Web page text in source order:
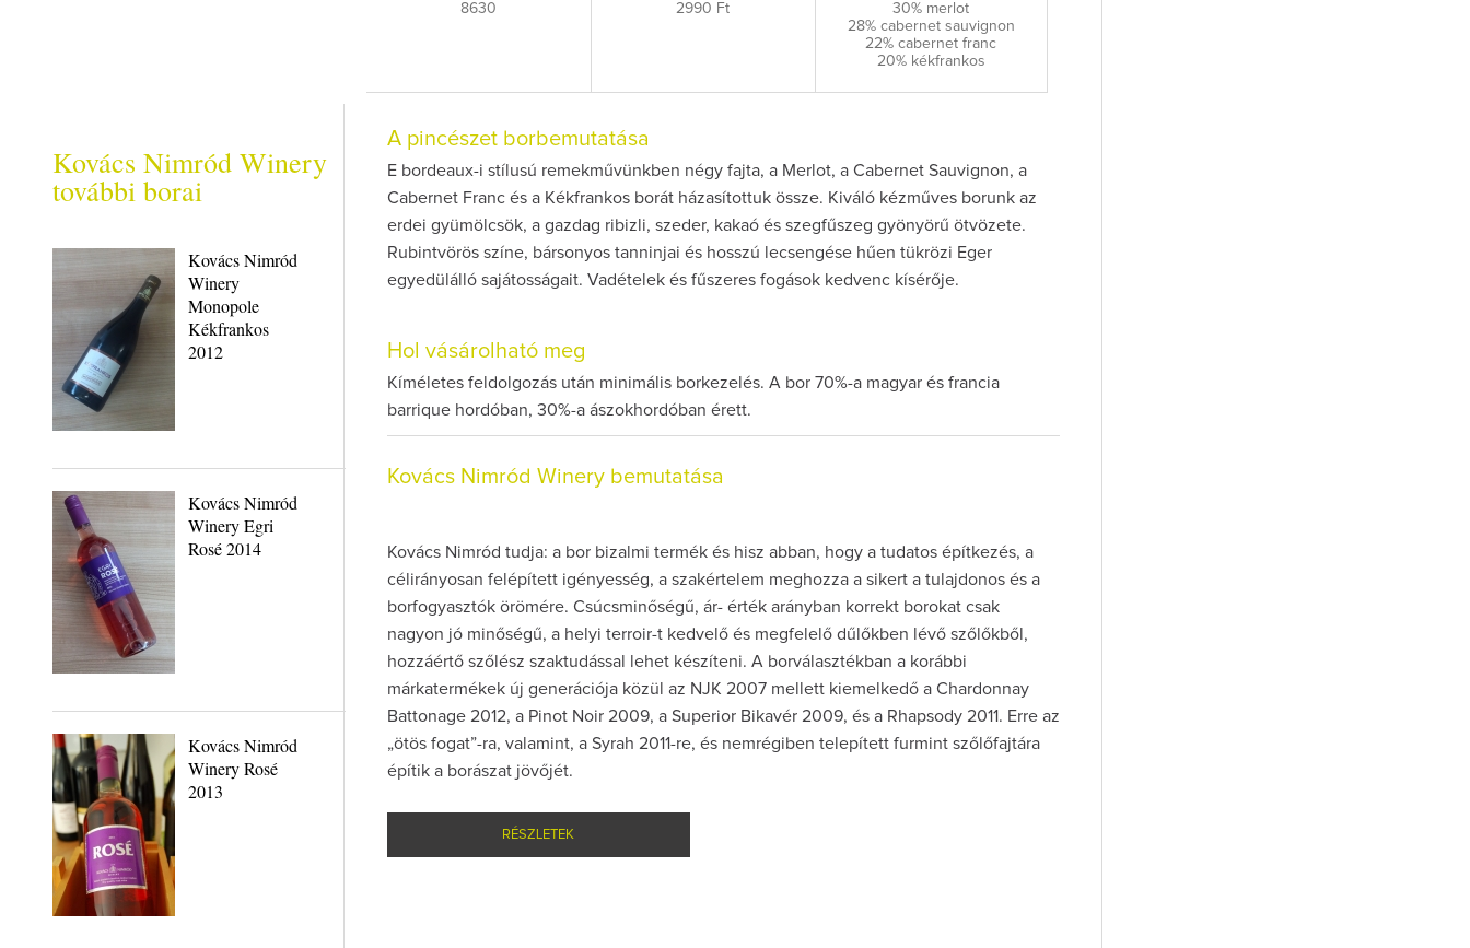
8630
2990 Ft
30% merlot
28% cabernet sauvignon
22% cabernet franc
20% kékfrankos
Kovács Nimród Winery
további borai
Kovács Nimród
Winery
Monopole
Kékfrankos
2012
Kovács Nimród
Winery Egri
Rosé 2014
Kovács Nimród
Winery Rosé
2013
A pincészet borbemutatása
E bordeaux-i stílusú remekművünkben négy fajta, a Merlot, a Cabernet Sauvignon, a
Cabernet Franc és a Kékfrankos borát házasítottuk össze. Kiváló kézműves borunk az
erdei gyümölcsök, a gazdag ribizli, szeder, kakaó és szegfűszeg gyönyörű ötvözete.
Rubintvörös színe, bársonyos tanninjai és hosszú lecsengése hűen tükrözi Eger
egyedülálló sajátosságait. Vadételek és fűszeres fogások kedvenc kísérője.
Hol vásárolható meg
Kíméletes feldolgozás után minimális borkezelés. A bor 70%-a magyar és francia
barrique hordóban, 30%-a ászokhordóban érett.
Kovács Nimród Winery bemutatása
Kovács Nimród tudja: a bor bizalmi termék és hisz abban, hogy a tudatos építkezés, a
célirányosan felépített igényesség, a szakértelem meghozza a sikert a tulajdonos és a
borfogyasztók örömére. Csúcsminőségű, ár- érték arányban korrekt borokat csak
nagyon jó minőségű, a helyi terroir-t kedvelő és megfelelő dűlőkben lévő szőlőkből,
hozzáértő szőlész szaktudással lehet készíteni. A borválasztékban a korábbi
márkatermékek új generációja közül az NJK 2007 mellett kiemelkedő a Chardonnay
Battonage 2012, a Pinot Noir 2009, a Superior Bikavér 2009, és a Rhapsody 2011. Erre az
„ötös fogat”-ra, valamint, a Syrah 2011-re, és nemrégiben telepített furmint szőlőfajtára
építik a borászat jövőjét.
RÉSZLETEK